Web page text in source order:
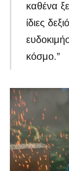
καθένα
ίδιες
κόσμο.”